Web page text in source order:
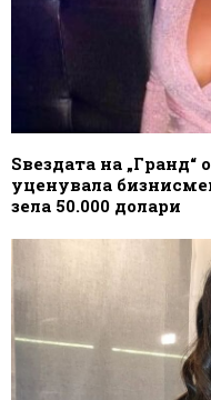
Ѕвездата на „Гранд“
уценувала
зела 50.000 долари